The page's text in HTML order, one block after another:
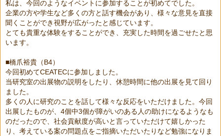
私は、今回のようなイベントに参加することが初めてでした。
企業の方や学生など多くの方と話す機会があり、様々な意見を直接
聞くことができ視野が広がったと感じています。
とても貴重な体験をすることができ、充実した時間を過ごせたと思
います。
■橋爪裕貴（B4）
今回初めてCEATECに参加しました。
当研究室の出展物の説明をしたり、休憩時間に他の出展を見て回り
ました。
多くの人に研究のことを話して様々な反応をいただけました。今回
出展したものが、 4個中3個が障がいのある人の助けになるようなも
のだったので、社会貢献度が高いと言っていただけて嬉しかった
り、考えている案の問題点をご指摘いただいたりなど勉強になりま